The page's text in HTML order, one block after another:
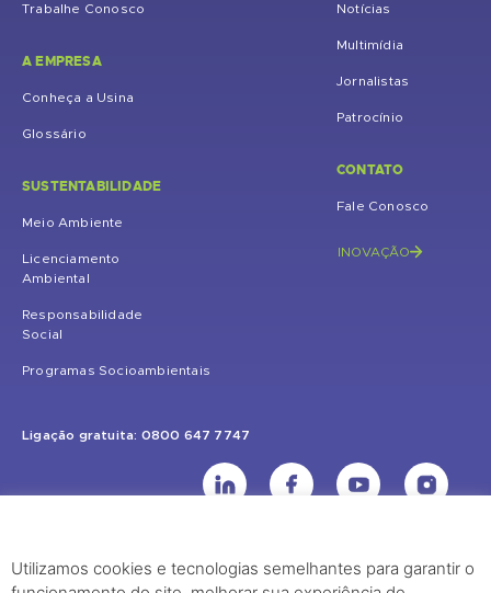
Trabalhe Conosco
A EMPRESA
Conheça a Usina
Glossário
SUSTENTABILIDADE
Meio Ambiente
Licenciamento
Ambiental
Responsabilidade
Social
Programas Socioambientais
Notícias
Multimídia
Jornalistas
Patrocínio
CONTATO
Fale Conosco
INOVAÇÃO
Ligação gratuita: 0800 647 7747
UHE Jirau
Utilizamos cookies e tecnologias semelhantes para garantir o